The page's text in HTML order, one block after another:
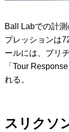
Ball Labでの計
プレッションは
ールには、ブリ
「Tour
れる。
スリクソ